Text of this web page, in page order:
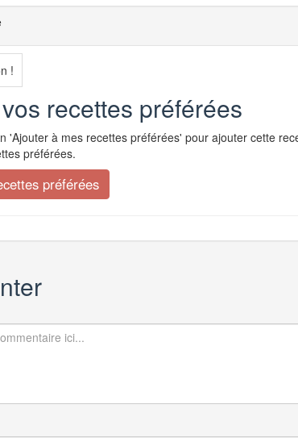
!
recettes préférées
'Ajouter à mes recettes préférées' pour ajouter cette
préférées.